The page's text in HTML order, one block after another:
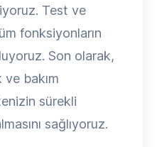
Test ve
fonksiyonların
Son olarak,
ve bakım
sürekli
sağlıyoruz.